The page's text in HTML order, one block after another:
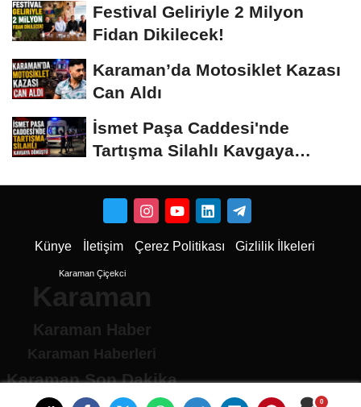
Festival Geliriyle 2 Milyon
Fidan Dikilecek!
Karaman’da Motosiklet Kazası
Can Aldı
İsmet Paşa Caddesi'nde
Tartışma Silahlı Kavgaya
Künye İletişim Çerez Politikası Gizlilik İlkeleri
Karaman Çiçekci
Karaman
Karaman Haber
Karaman Haberleri
Karaman Son Dakika
Karaman son dakika Haberleri